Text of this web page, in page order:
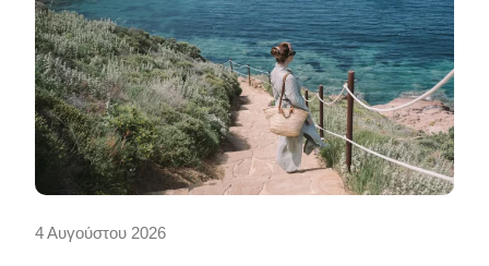
4 Αυγούστου 2026